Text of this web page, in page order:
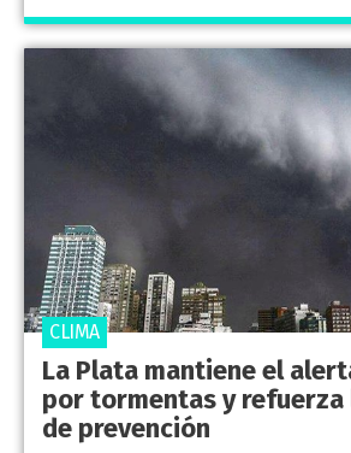
La Plata mantiene el
por tormentas y refuerza
de prevención
CLIMA